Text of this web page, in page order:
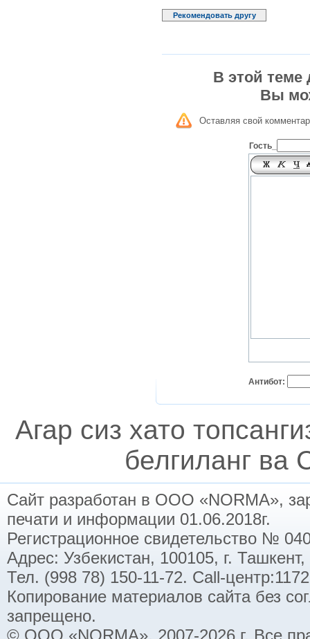
Рекомендовать другу
В этой теме
Вы
Оставляя свой
Гость_
Антибот:
Агар сиз хато
белгиланг ва
Сайт разработан в ООО «NORMA»,
печати и информации 01.06.2018г.
Регистрационное свидетельство №
Адрес: Узбекистан, 100105, г.
Тел. (998 78) 150-11-72. Call-
Копирование материалов сайта без
запрещено.
© ООО «NORMA», 2007-2026 г. Все